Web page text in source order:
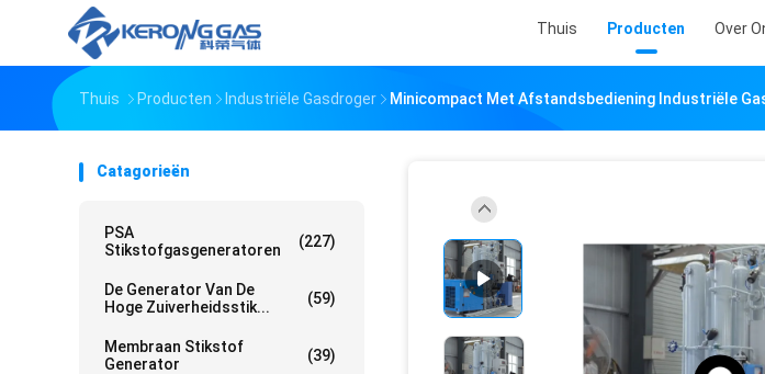
Thuis Producten Over
Thuis Producten Industriële Gasdroger Minicompact Met Afstandsbediening Industriële
Catagorieën
PSA
Stikstofgasgeneratoren
(227)
De Generator Van De
Hoge Zuiverheidsstik...
(59)
Membraan Stikstof
Generator
(39)